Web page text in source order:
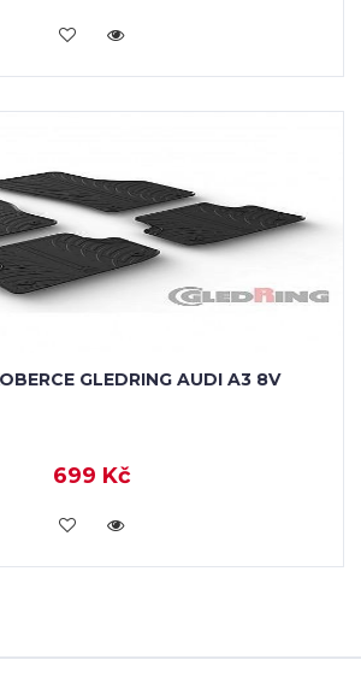
KOUPIT
GLEDRING AUDI A3 8V
699 Kč
KOUPIT